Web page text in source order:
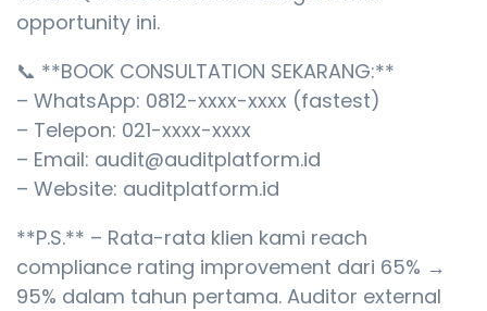
opportunity ini.
📞 **BOOK CONSULTATION SEKARANG:**
– WhatsApp: 0812-xxxx-xxxx (fastest)
– Telepon: 021-xxxx-xxxx
– Email: audit@auditplatform.id
– Website: auditplatform.id
**P.S.** – Rata-rata klien kami reach
compliance rating improvement dari 65% →
95% dalam tahun pertama. Auditor external